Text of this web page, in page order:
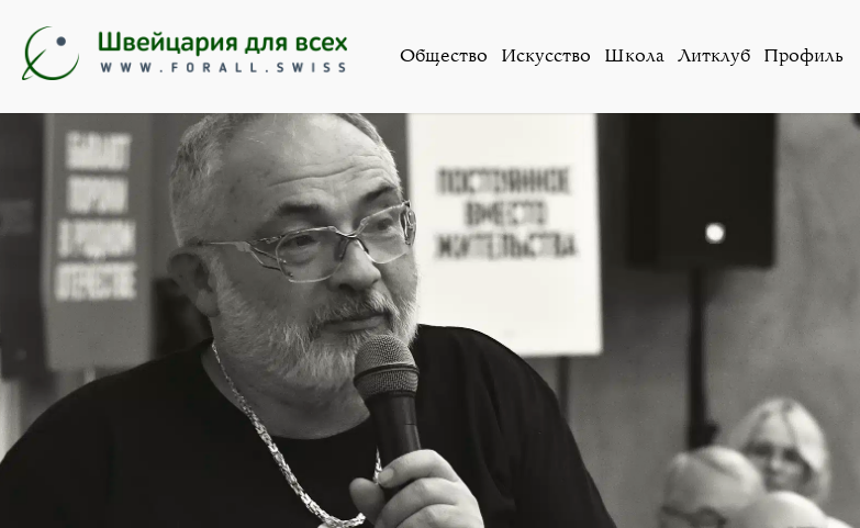
Общество Искусство Школа Литклуб Профиль
«Не смотреть на Россию как